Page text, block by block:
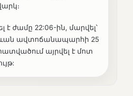
է ժամը 22:06-ին, մարվել՝
ավտոճանապարհի 25
այրվել է մոտ